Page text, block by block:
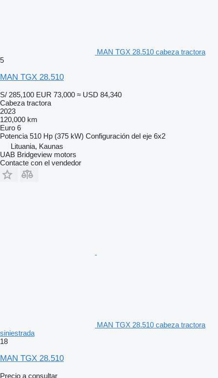
MAN TGX 28.510 cabeza tractora
5
MAN TGX 28.510
S/ 285,100 EUR 73,000 ≈ USD 84,340
Cabeza tractora
2023
120,000 km
Euro 6
Potencia 510 Hp (375 kW) Configuración del eje 6x2
Lituania, Kaunas
UAB Bridgeview motors
Contacte con el vendedor
MAN TGX 28.510 cabeza tractora
siniestrada
18
MAN TGX 28.510
Precio a consultar